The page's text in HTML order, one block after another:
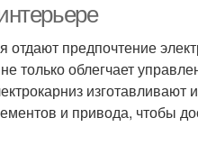
предпочтение
только облегчает
изготавливают
и привода, чтобы